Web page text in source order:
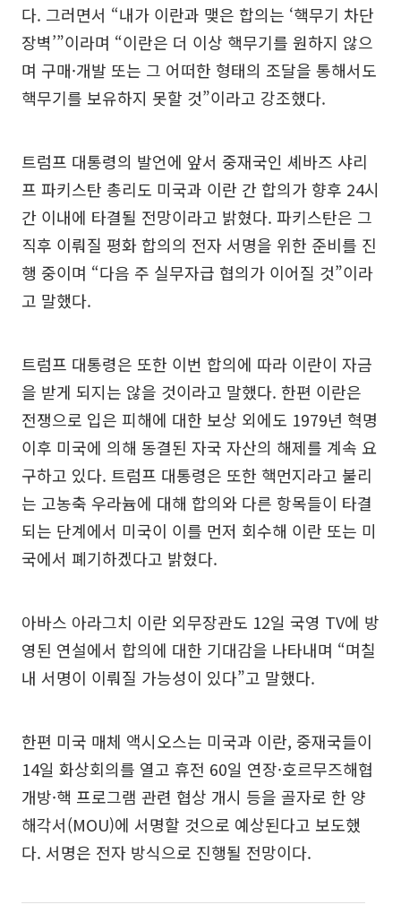
다. 그러면서 “내가 이란과 맺은 합의는 ‘핵무기 차단
장벽’”이라며 “이란은 더 이상 핵무기를 원하지 않으
며 구매·개발 또는 그 어떠한 형태의 조달을 통해서도
핵무기를 보유하지 못할 것”이라고 강조했다.
트럼프 대통령의 발언에 앞서 중재국인 셰바즈 샤리
프 파키스탄 총리도 미국과 이란 간 합의가 향후 24시
간 이내에 타결될 전망이라고 밝혔다. 파키스탄은 그
직후 이뤄질 평화 합의의 전자 서명을 위한 준비를 진
행 중이며 “다음 주 실무자급 협의가 이어질 것”이라
고 말했다.
트럼프 대통령은 또한 이번 합의에 따라 이란이 자금
을 받게 되지는 않을 것이라고 말했다. 한편 이란은
전쟁으로 입은 피해에 대한 보상 외에도 1979년 혁명
이후 미국에 의해 동결된 자국 자산의 해제를 계속 요
구하고 있다. 트럼프 대통령은 또한 핵먼지라고 불리
는 고농축 우라늄에 대해 합의와 다른 항목들이 타결
되는 단계에서 미국이 이를 먼저 회수해 이란 또는 미
국에서 폐기하겠다고 밝혔다.
아바스 아라그치 이란 외무장관도 12일 국영 TV에 방
영된 연설에서 합의에 대한 기대감을 나타내며 “며칠
내 서명이 이뤄질 가능성이 있다”고 말했다.
한편 미국 매체 액시오스는 미국과 이란, 중재국들이
14일 화상회의를 열고 휴전 60일 연장·호르무즈해협
개방·핵 프로그램 관련 협상 개시 등을 골자로 한 양
해각서(MOU)에 서명할 것으로 예상된다고 보도했
다. 서명은 전자 방식으로 진행될 전망이다.